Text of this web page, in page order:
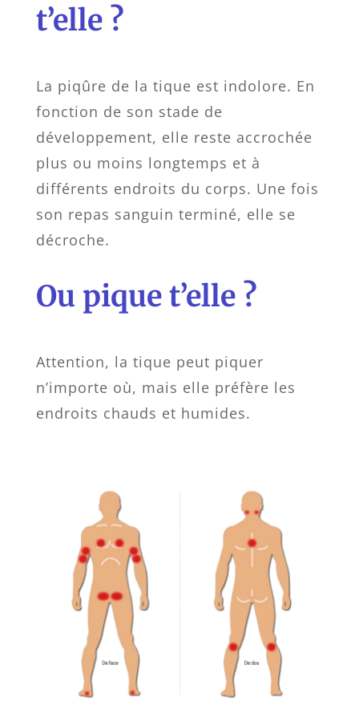
t’elle ?
La piqûre de la tique est indolore. En
fonction de son stade de
développement, elle reste accrochée
plus ou moins longtemps et à
différents endroits du corps. Une fois
son repas sanguin terminé, elle se
décroche.
Ou pique t’elle ?
Attention, la tique peut piquer
n’importe où, mais elle préfère les
endroits chauds et humides.